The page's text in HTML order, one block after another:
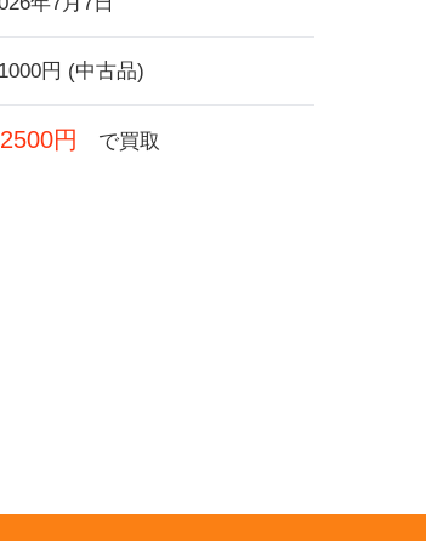
円 (中古品)
円 で買取